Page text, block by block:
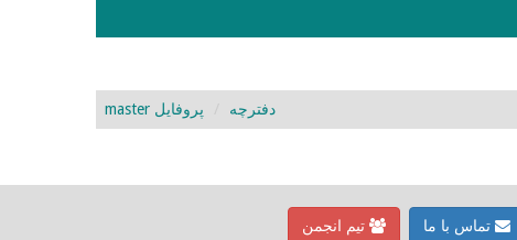
دفترچه پروفایل master
تماس با ما تیم انجمن